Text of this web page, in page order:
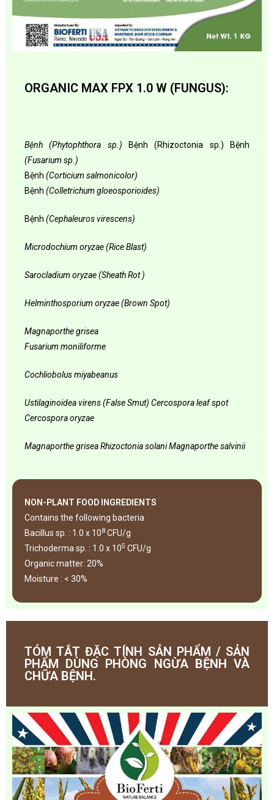
ORGANIC MAX FPX 1.0 W (FUNGUS):
Bệnh (Phytophthora sp.)
Bệnh (Rhizoctonia sp.) Bệnh
(Fusarium sp.)
Bệnh (Corticium salmonicolor)
Bệnh (Colletrichum gloeosporioides)
Bệnh (Cephaleuros virescens)
Microdochium oryzae (Rice Blast)
Sarocladium oryzae (Sheath Rot )
Helminthosporium oryzae (Brown Spot)
Magnaporthegrisea
Fusarium moniliforme
Cochliobolusmiyabeanus
Ustilaginoidea virens (False Smut) Cercosporaleafspot
Cercosporaoryzae
Magnaporthegrisea Rhizoctoniasolani Magnaporthesalvinii
NON-PLANT FOOD INGREDIENTS
Contains the following bacteria
Bacillus sp. : 1.0 x 108 CFU/g
Trichoderma sp. : 1.0 x 105 CFU/g
Organic matter: 20%
Moisture : < 30%
TÓM TẮT ĐẶC TÍNH SẢN PHẨM / SẢN
PHẨM DÙNG PHÒNG NGỪA BỆNH VÀ
CHỮA BỆNH.